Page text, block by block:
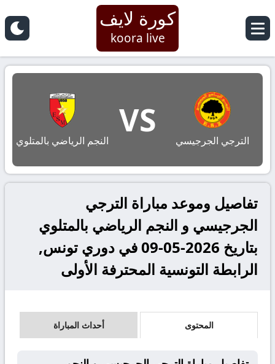
كورة لايف
koora live
الترجي الجرجيسي
VS
النجم الرياضي بالمتلوي
تفاصيل وموعد مباراة الترجي
الجرجيسي و النجم الرياضي بالمتلوي
بتاريخ 2026-05-09 في دوري تونس,
الرابطة التونسية المحترفة الأولى
المحتوى أحداث المباراة